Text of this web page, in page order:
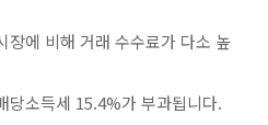
장에 비해 거래 수수료가 다소 높
당소득세 15.4%가 부과됩니다.